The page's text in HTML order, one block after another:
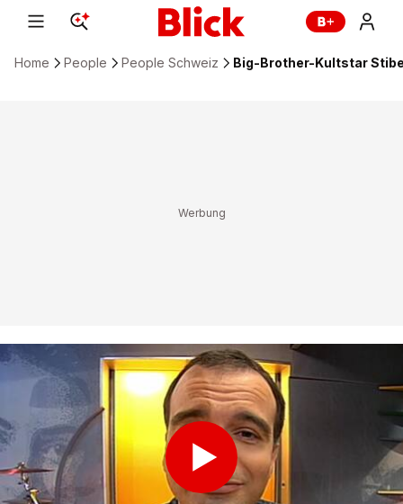
Home People People Schweiz Big-Brother-Kultstar